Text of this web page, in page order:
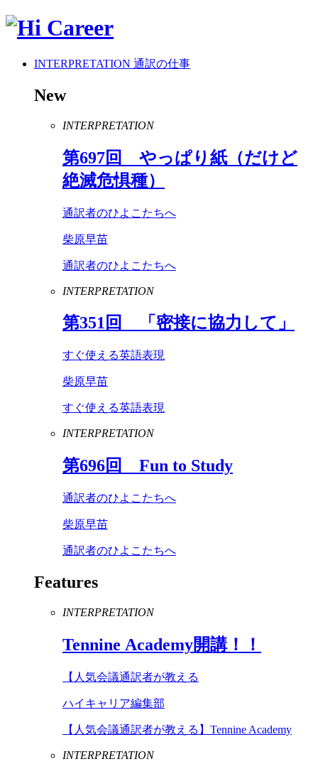
INTERPRETATION 通訳の仕事
New
INTERPRETATION
第697回 やっぱり紙（だけど
絶滅危惧種）
通訳者のひよこたちへ
柴原早苗
通訳者のひよこたちへ
INTERPRETATION
第351回 「密接に協力して」
すぐ使える英語表現
柴原早苗
すぐ使える英語表現
INTERPRETATION
第696回 Fun to Study
通訳者のひよこたちへ
柴原早苗
通訳者のひよこたちへ
Features
INTERPRETATION
Tennine Academy開講！！
【人気会議通訳者が教える
ハイキャリア編集部
【人気会議通訳者が教える】Tennine Academy
INTERPRETATION